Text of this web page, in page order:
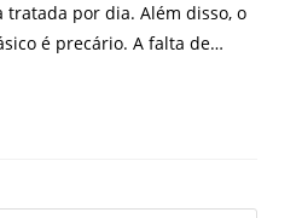
tratada por dia. Além disso, o
é precário. A falta de…